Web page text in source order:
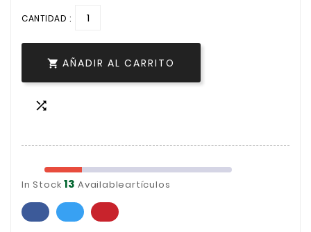
CANTIDAD :
 AÑADIR AL CARRITO

In Stock13 Availableartículos